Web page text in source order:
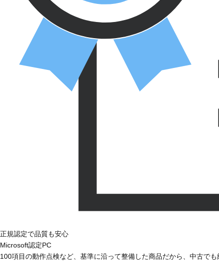
正規認定で品質も安心
Microsoft認定PC
100項目の動作点検など、基準に沿って整備した商品だから、中古で